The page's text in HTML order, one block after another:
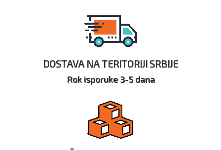
DOSTAVA NA TERITORIJI SRBIJE
Rok isporuke 3-5 dana